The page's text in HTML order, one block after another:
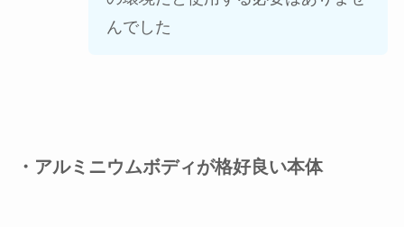
んでした
・アルミニウムボディが格好良い本体